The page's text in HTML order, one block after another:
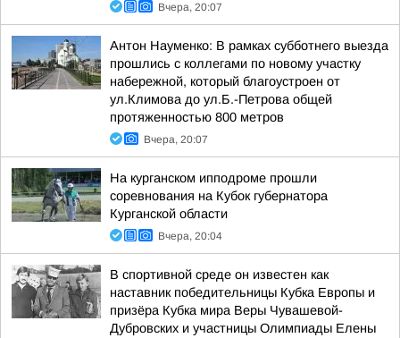
Вчера, 20:07
Антон Науменко: В рамках субботнего выезда
прошлись с коллегами по новому участку
набережной, который благоустроен от
ул.Климова до ул.Б.-Петрова общей
протяженностью 800 метров
Вчера, 20:07
На курганском ипподроме прошли
соревнования на Кубок губернатора
Курганской области
Вчера, 20:04
В спортивной среде он известен как
наставник победительницы Кубка Европы и
призёра Кубка мира Веры Чувашевой-
Дубровских и участницы Олимпиады Елены